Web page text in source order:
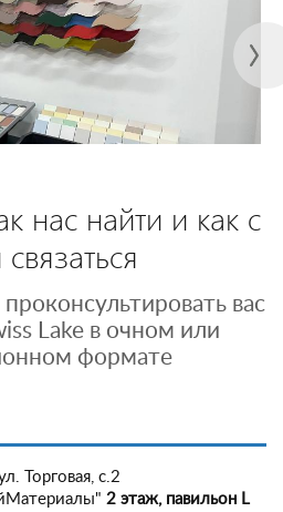
нас найти и как с
вас
Lake в очном или
формате
Торговая, с.2
2 этаж, павильон L